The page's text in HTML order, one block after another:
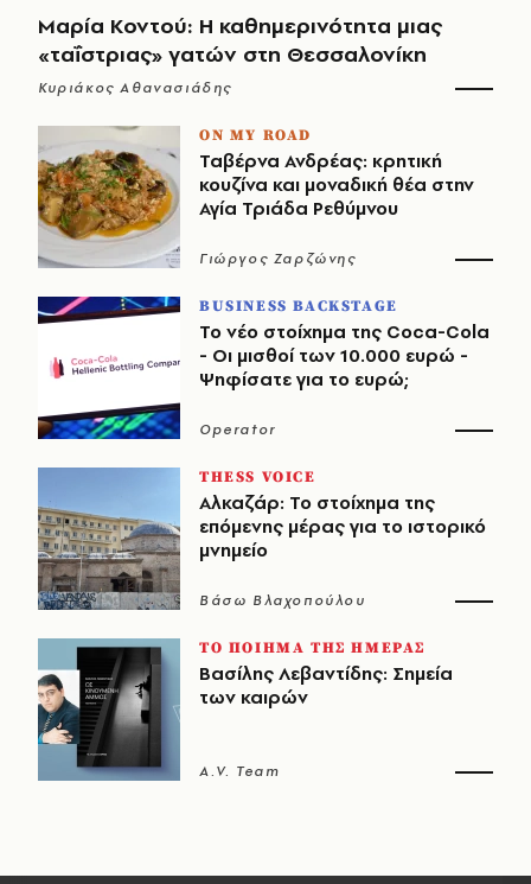
Μαρία Κοντού: Η καθημερινότητα μιας
«ταΐστριας» γατών στη Θεσσαλονίκη
Κυριάκος Αθανασιάδης
ON MY ROAD
Ταβέρνα Ανδρέας: κρητική
κουζίνα και μοναδική θέα στην
Αγία Τριάδα Ρεθύμνου
Γιώργος Ζαρζώνης
BUSINESS BACKSTAGE
Το νέο στοίχημα της Coca-Cola
- Οι μισθοί των 10.000 ευρώ -
Ψηφίσατε για το ευρώ;
Operator
THESS VOICE
Αλκαζάρ: Το στοίχημα της
επόμενης μέρας για το ιστορικό
μνημείο
Βάσω Βλαχοπούλου
ΤΟ ΠΟΙΗΜΑ ΤΗΣ ΗΜΕΡΑΣ
Βασίλης Λεβαντίδης: Σημεία
των καιρών
A.V. Team